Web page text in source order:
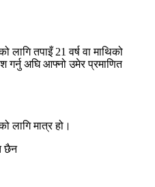
तपाइँ 21 वर्ष वा माथिको
गर्नु अघि आफ्नो उमेर प्रमाणित
लागि मात्र हो।
छैन